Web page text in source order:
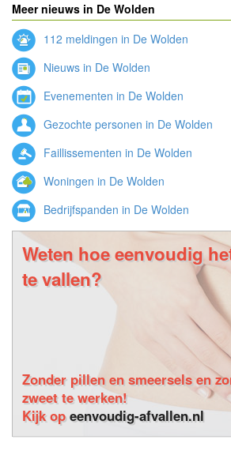
Meer nieuws in De Wolden
112 meldingen in De Wolden
Nieuws in De Wolden
Evenementen in De Wolden
Gezochte personen in De Wolden
Faillissementen in De Wolden
Woningen in De Wolden
Bedrijfspanden in De Wolden
Weten hoe eenvoudig
te vallen?
Zonder pillen en smeersels en
zweet te werken!
Kijk opeenvoudig-afvallen.nl